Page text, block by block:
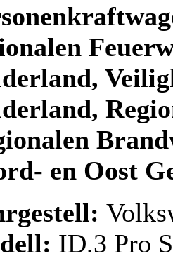
,
en Oost
ID.3 Pro S